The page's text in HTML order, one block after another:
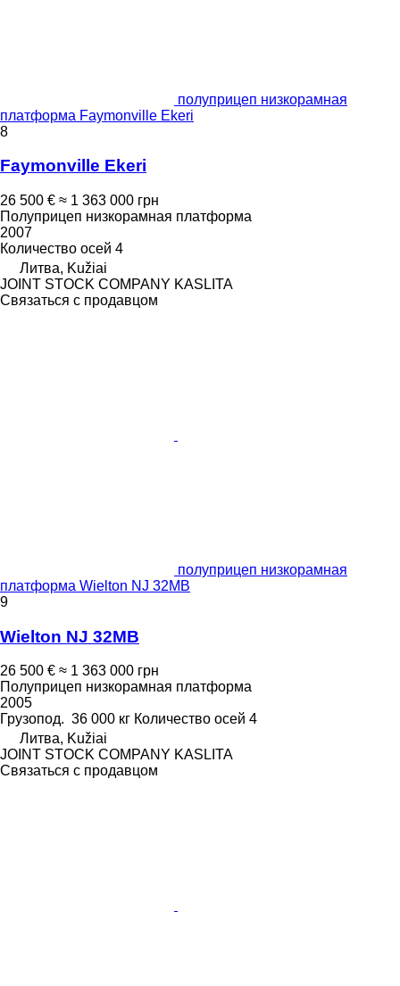
полуприцеп низкорамная
платформа Faymonville Ekeri
8
Faymonville Ekeri
26 500 € ≈ 1 363 000 грн
Полуприцеп низкорамная платформа
2007
Количество осей 4
Литва, Kužiai
JOINT STOCK COMPANY KASLITA
Связаться с продавцом
полуприцеп низкорамная
платформа Wielton NJ 32MB
9
Wielton NJ 32MB
26 500 € ≈ 1 363 000 грн
Полуприцеп низкорамная платформа
2005
Грузопод. 36 000 кг Количество осей 4
Литва, Kužiai
JOINT STOCK COMPANY KASLITA
Связаться с продавцом